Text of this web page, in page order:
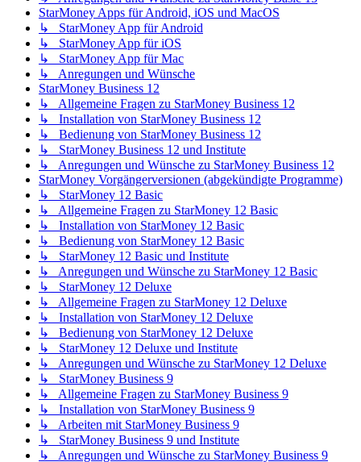
StarMoney Apps für Android, iOS und MacOS
↳ StarMoney App für Android
↳ StarMoney App für iOS
↳ StarMoney App für Mac
↳ Anregungen und Wünsche
StarMoney Business 12
↳ Allgemeine Fragen zu StarMoney Business 12
↳ Installation von StarMoney Business 12
↳ Bedienung von StarMoney Business 12
↳ StarMoney Business 12 und Institute
↳ Anregungen und Wünsche zu StarMoney Business 12
StarMoney Vorgängerversionen (abgekündigte Programme)
↳ StarMoney 12 Basic
↳ Allgemeine Fragen zu StarMoney 12 Basic
↳ Installation von StarMoney 12 Basic
↳ Bedienung von StarMoney 12 Basic
↳ StarMoney 12 Basic und Institute
↳ Anregungen und Wünsche zu StarMoney 12 Basic
↳ StarMoney 12 Deluxe
↳ Allgemeine Fragen zu StarMoney 12 Deluxe
↳ Installation von StarMoney 12 Deluxe
↳ Bedienung von StarMoney 12 Deluxe
↳ StarMoney 12 Deluxe und Institute
↳ Anregungen und Wünsche zu StarMoney 12 Deluxe
↳ StarMoney Business 9
↳ Allgemeine Fragen zu StarMoney Business 9
↳ Installation von StarMoney Business 9
↳ Arbeiten mit StarMoney Business 9
↳ StarMoney Business 9 und Institute
↳ Anregungen und Wünsche zu StarMoney Business 9